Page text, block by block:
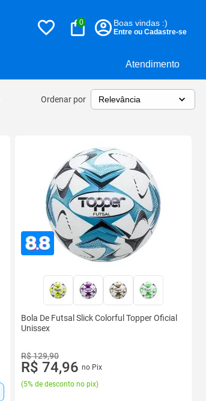
Atendimento
0 Boas vindas :)
Entre ou Cadastre-se
Ordenar por
Bola De Futsal Slick Colorful Topper Oficial
Unissex
R$ 129,90
R$ 74,96 no Pix
(5% de desconto no pix)